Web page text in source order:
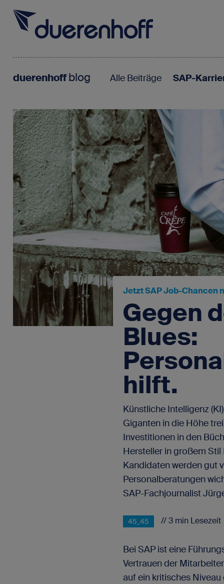
Für SAP-Fachkräfte
Für SAP-Arbeitgeber
Über duerenhoff
Karriere bei uns
SAP-Portale
Blog
Newsletter
FAQ - Fragen und Antworten
0662
Für SAP-
Initiativ
Für SAP-
Vakanz
duerenhoffblog Alle Beiträge SAP-
Jetzt SAP Job-Chancen
Gegen
Blues:
hilft.
Künstliche Intelligenz
Giganten in die Höhe
Investitionen in den
Hersteller in großem Stil
Kandidaten werden gut
Personalberatungen
SAP-Fachjournalist
45_45 // 3 min Lesezeit
Bei SAP ist eine
Vertrauen der
auf ein kritisches